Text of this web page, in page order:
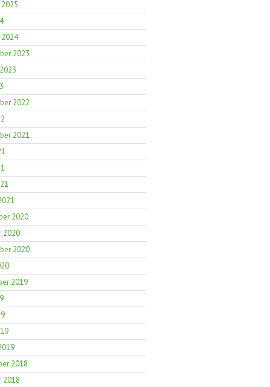
2023
2022
2021
2020
2020
2020
2019
2018
2018